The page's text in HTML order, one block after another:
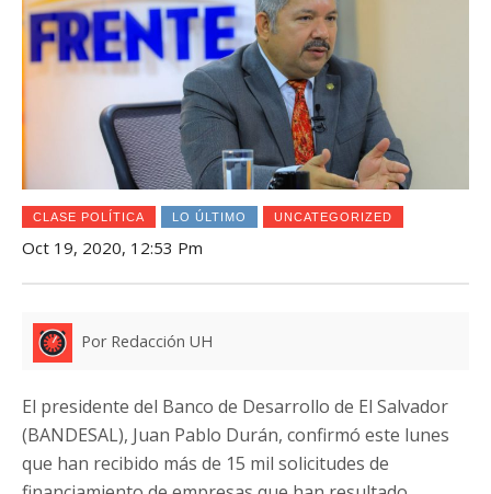
CLASE POLÍTICA LO ÚLTIMO UNCATEGORIZED
Oct 19, 2020, 12:53 Pm
Por Redacción UH
El presidente del Banco de Desarrollo de El Salvador
(BANDESAL), Juan Pablo Durán, confirmó este lunes
que han recibido más de 15 mil solicitudes de